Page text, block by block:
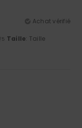
Achat vérifié
/5 Taille: Taille